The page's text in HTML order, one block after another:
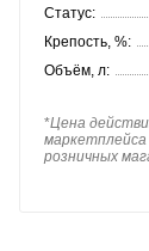
Статус:
Крепость, %:
Объём, л:
*Цена
розничных